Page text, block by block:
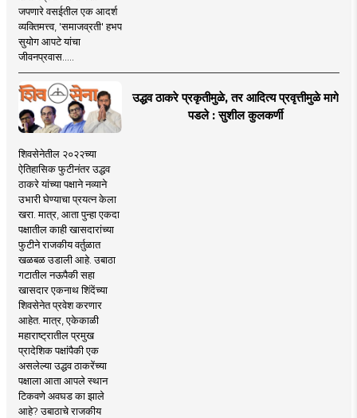
जपणारे वसईतील एक आदर्श
व्यक्तिमत्त्व, 'समाजव्रती' हभप
सुयोग आपटे यांचा
जीवनप्रवास.....
उद्धव ठाकरे प्रकृतीमुळे, तर आदित्य प्रवृत्तीमुळे मागे
पडले : सुशील कुलकर्णी
शिवसेनेतील २०२२च्या
ऐतिहासिक फुटीनंतर उद्धव
ठाकरे यांच्या पक्षाने नव्याने
उभारी घेण्याचा प्रयत्न केला
खरा. मात्र, आता पुन्हा एकदा
पक्षातील काही खासदारांच्या
फुटीने राजकीय वर्तुळात
खळबळ उडाली आहे. उबाठा
गटातील नऊपैकी सहा
खासदार एकनाथ शिंदेंच्या
शिवसेनेत प्रवेश करणार
आहेत. मात्र, एकेकाळी
महाराष्ट्रातील प्रमुख
प्रादेशिक पक्षांपैकी एक
असलेल्या उद्धव ठाकरेंच्या
पक्षाला आता आपले स्थान
टिकवणे अवघड का झाले
आहे? उबाठाचे राजकीय